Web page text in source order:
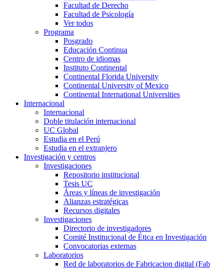
Facultad de Derecho
Facultad de Psicología
Ver todos
Programa
Posgrado
Educación Continua
Centro de idiomas
Instituto Continental
Continental Florida University
Continental University of Mexico
Continental International Universities
Internacional
Internacional
Doble titulación internacional
UC Global
Estudia en el Perú
Estudia en el extranjero
Investigación y centros
Investigaciones
Repositorio institucional
Tesis UC
Áreas y líneas de investigación
Alianzas estratégicas
Recursos digitales
Investigaciones
Directorio de investigadores
Comité Institucional de Ética en Investigación
Convocatorias externas
Laboratorios
Red de laboratorios de Fabricacion digital (Fab